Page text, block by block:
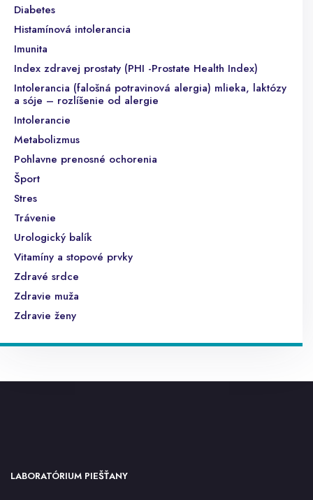
Diabetes
Histamínová intolerancia
Imunita
Index zdravej prostaty (PHI -Prostate Health Index)
Intolerancia (falošná potravinová alergia) mlieka, laktózy
a sóje – rozlíšenie od alergie
Intolerancie
Metabolizmus
Pohlavne prenosné ochorenia
Šport
Stres
Trávenie
Urologický balík
Vitamíny a stopové prvky
Zdravé srdce
Zdravie muža
Zdravie ženy
LABORATÓRIUM PIEŠŤANY